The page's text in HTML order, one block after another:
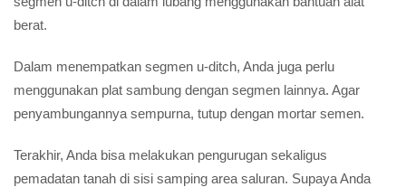
berat.
Dalam menempatkan segmen u-ditch, Anda juga perlu
menggunakan plat sambung dengan segmen lainnya. Agar
penyambungannya sempurna, tutup dengan mortar semen.
Terakhir, Anda bisa melakukan pengurugan sekaligus
pemadatan tanah di sisi samping area saluran. Supaya Anda